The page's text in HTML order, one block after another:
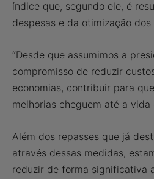
índice que, segundo ele, é
despesas e da otimização dos
“Desde que assumimos a
compromisso de reduzir
economias, contribuir para
melhorias cheguem até a vida
Além dos repasses que já
através dessas medidas,
reduzir de forma significativa